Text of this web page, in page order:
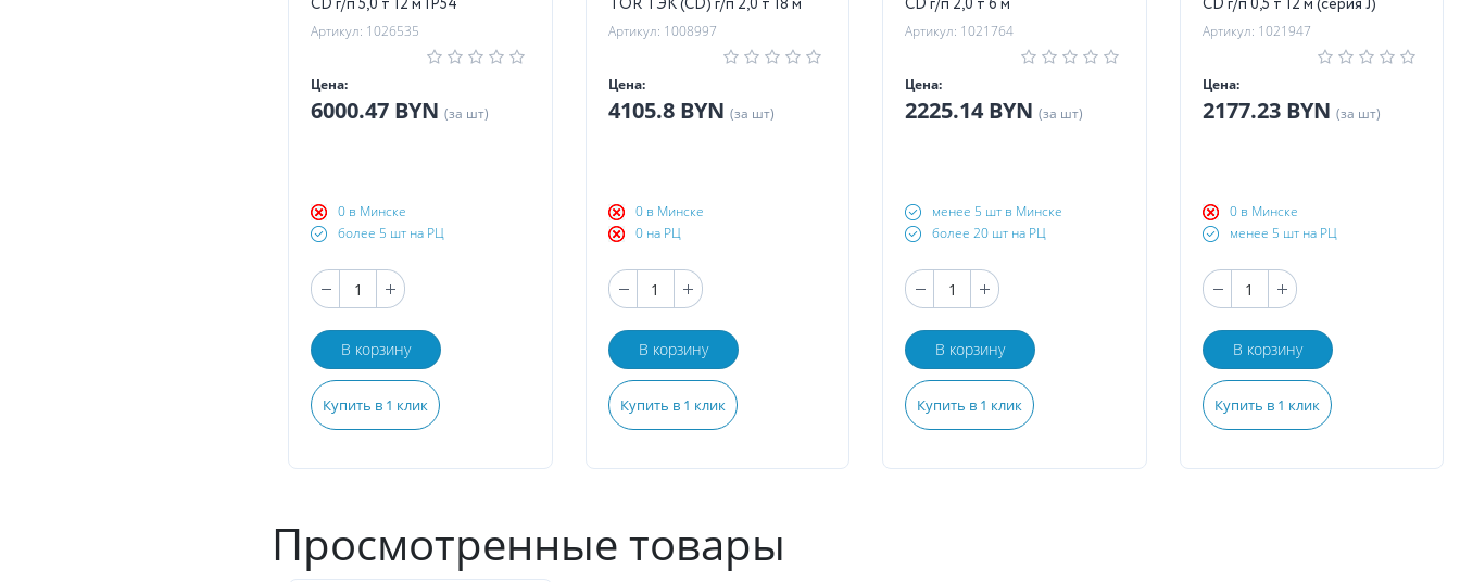
CD г/п 5,0 т 12 м IP54
Артикул: 1026535
Цена:
6000.47 BYN (за шт)
0 в Минске
более 5 шт на РЦ
В корзину
Купить в 1 клик
TOR ТЭК (CD) г/п 2,0 т 18 м
Артикул: 1008997
Цена:
4105.8 BYN (за шт)
0 в Минске
0 на РЦ
В корзину
Купить в 1 клик
CD г/п 2,0 т 6 м
Артикул: 1021764
Цена:
2225.14 BYN (за шт)
менее 5 шт в Минске
более 20 шт на РЦ
В корзину
Купить в 1 клик
CD г/п 0,5 т 12 м (серия J)
Артикул: 1021947
Цена:
2177.23 BYN (за шт)
0 в Минске
менее 5 шт на РЦ
В корзину
Купить в 1 клик
Просмотренные товары